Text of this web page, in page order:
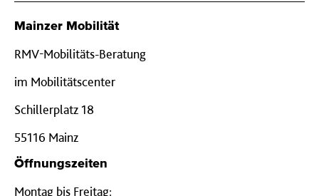
Mainzer Mobilität
RMV-Mobilitäts-Beratung
im Mobilitätscenter
Schillerplatz 18
55116 Mainz
Öffnungszeiten
Montag bis Freitag: